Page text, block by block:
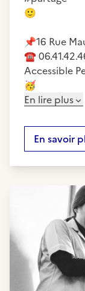
🙂
📌
☎️
Accessible
🥳
En lire plus
En savoir